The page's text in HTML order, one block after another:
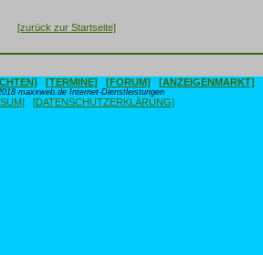
[zurück zur Startseite]
[TERMINE] [FORUM] [ANZEIGENMARKT]
maxxweb.de Internet-Dienstleistungen
[DATENSCHUTZERKLÄRUNG]